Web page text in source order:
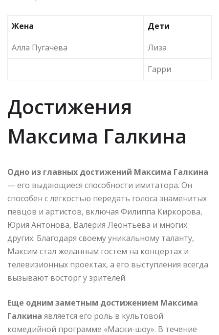
Жена
Дети
Алла Пугачева
Лиза
Гарри
Достижения
Максима Галкина
Одно из главных достижений Максима Галкина
— его выдающиеся способности имитатора. Он
способен с легкостью передать голоса знаменитых
певцов и артистов, включая Филиппа Киркорова,
Юрия Антонова, Валерия Леонтьева и многих
других. Благодаря своему уникальному таланту,
Максим стал желанным гостем на концертах и
телевизионных проектах, а его выступления всегда
вызывают восторг у зрителей.
Еще одним заметным достижением Максима
Галкина является его роль в культовой
комедийной программе «Маски-шоу». В течение